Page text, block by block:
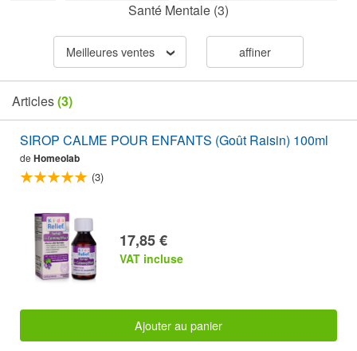
Santé Mentale (3)
Meilleures ventes affiner
Articles(3)
SIROP CALME POUR ENFANTS (Goût Raisin) 100ml
de Homeolab
(3)
17,85 €
VAT incluse
Ajouter au panier